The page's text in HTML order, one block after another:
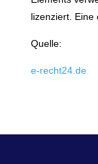
lizenziert. Eine
Quelle:
e-recht24.de